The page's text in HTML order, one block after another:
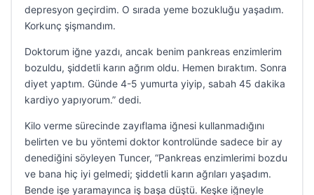
depresyon geçirdim. O sırada yeme bozukluğu yaşadım.
Korkunç şişmandım.
Doktorum iğne yazdı, ancak benim pankreas enzimlerim
bozuldu, şiddetli karın ağrım oldu. Hemen bıraktım. Sonra
diyet yaptım. Günde 4-5 yumurta yiyip, sabah 45 dakika
kardiyo yapıyorum.” dedi.
Kilo verme sürecinde zayıflama iğnesi kullanmadığını
belirten ve bu yöntemi doktor kontrolünde sadece bir ay
denediğini söyleyen Tuncer, “Pankreas enzimlerimi bozdu
ve bana hiç iyi gelmedi; şiddetli karın ağrıları yaşadım.
Bende işe yaramayınca iş başa düştü. Keşke iğneyle